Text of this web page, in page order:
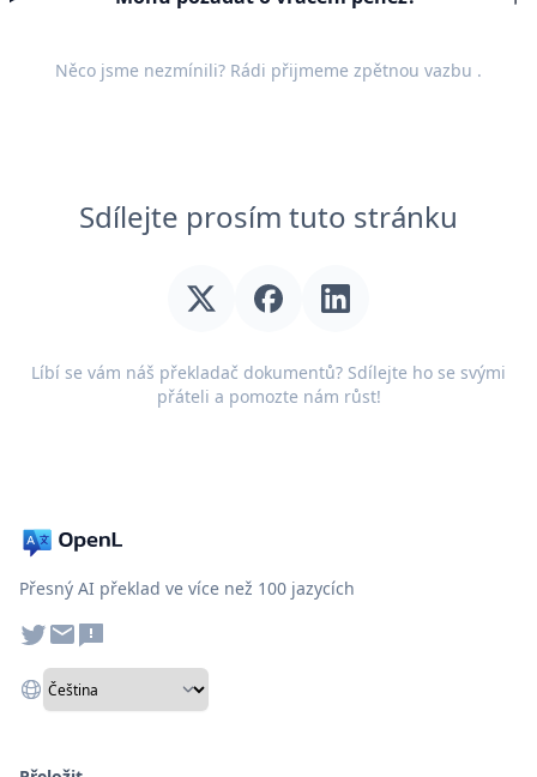
Něco jsme nezmínili? Rádi přijmeme zpětnou vazbu .
Sdílejte prosím tuto stránku
Líbí se vám náš překladač dokumentů? Sdílejte ho se svými
přáteli a pomozte nám růst!
Přesný AI překlad ve více než 100 jazycích